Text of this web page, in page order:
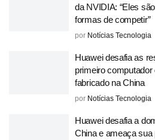
da NVIDIA: “Eles
formas de competir”
por Notícias Tecnologia
Huawei desafia as
primeiro
fabricado na China
por Notícias Tecnologia
Huawei desafia a
China e ameaça